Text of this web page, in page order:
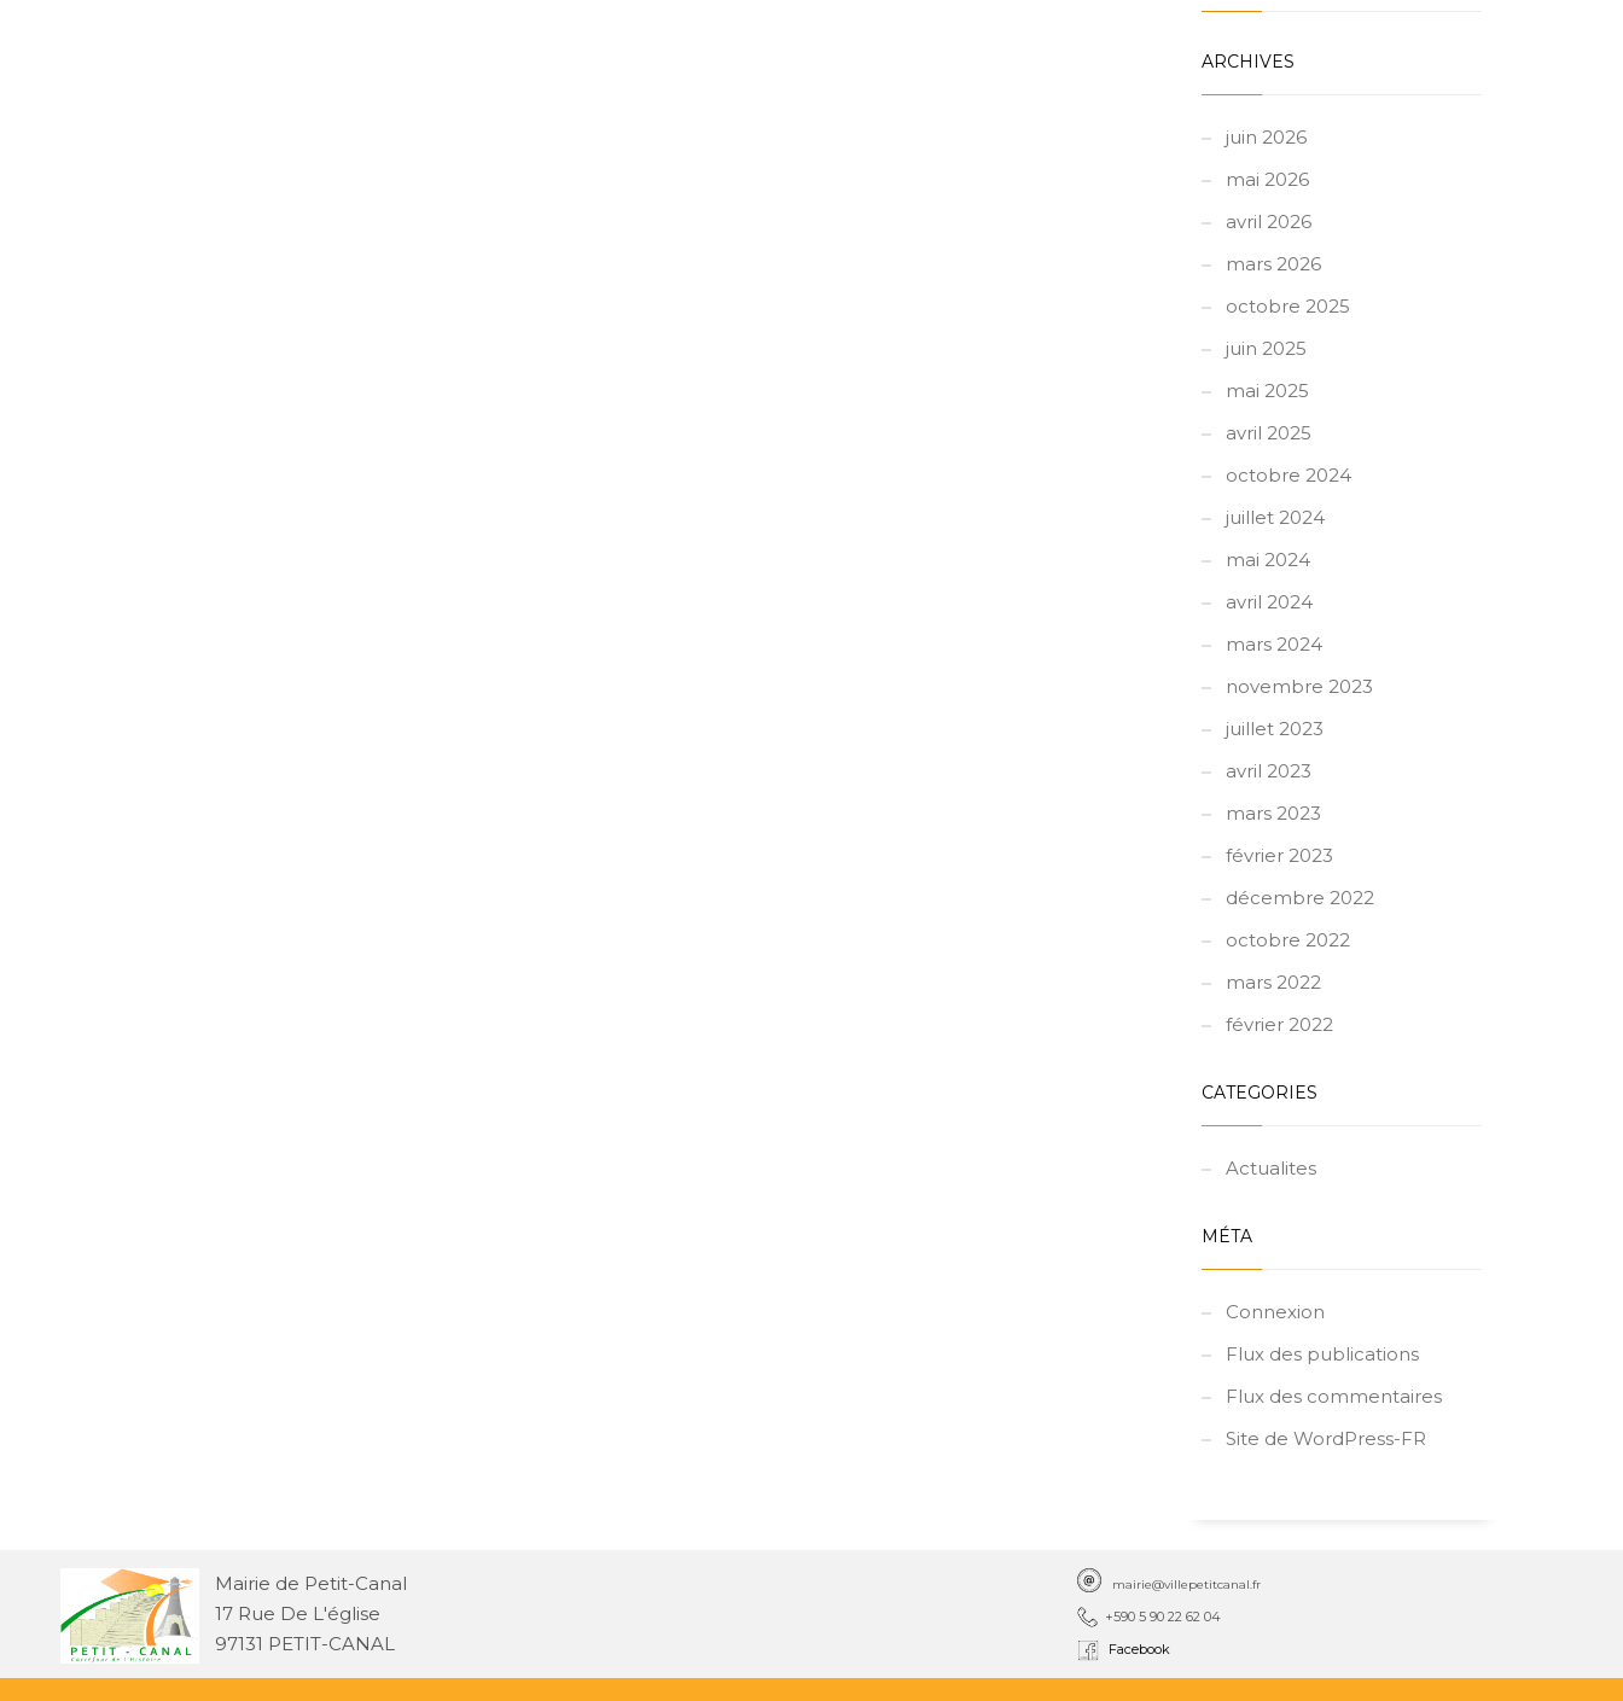
ARCHIVES
juin 2026
mai 2026
avril 2026
mars 2026
octobre 2025
juin 2025
mai 2025
avril 2025
octobre 2024
juillet 2024
mai 2024
avril 2024
mars 2024
novembre 2023
juillet 2023
avril 2023
mars 2023
février 2023
décembre 2022
octobre 2022
mars 2022
février 2022
CATEGORIES
Actualites
MÉTA
Connexion
Flux des publications
Flux des commentaires
Site de WordPress-FR
Mairie de Petit-Canal
17 Rue De L'église
97131 PETIT-CANAL
mairie@villepetitcanal.fr
+590 5 90 22 62 04
Facebook